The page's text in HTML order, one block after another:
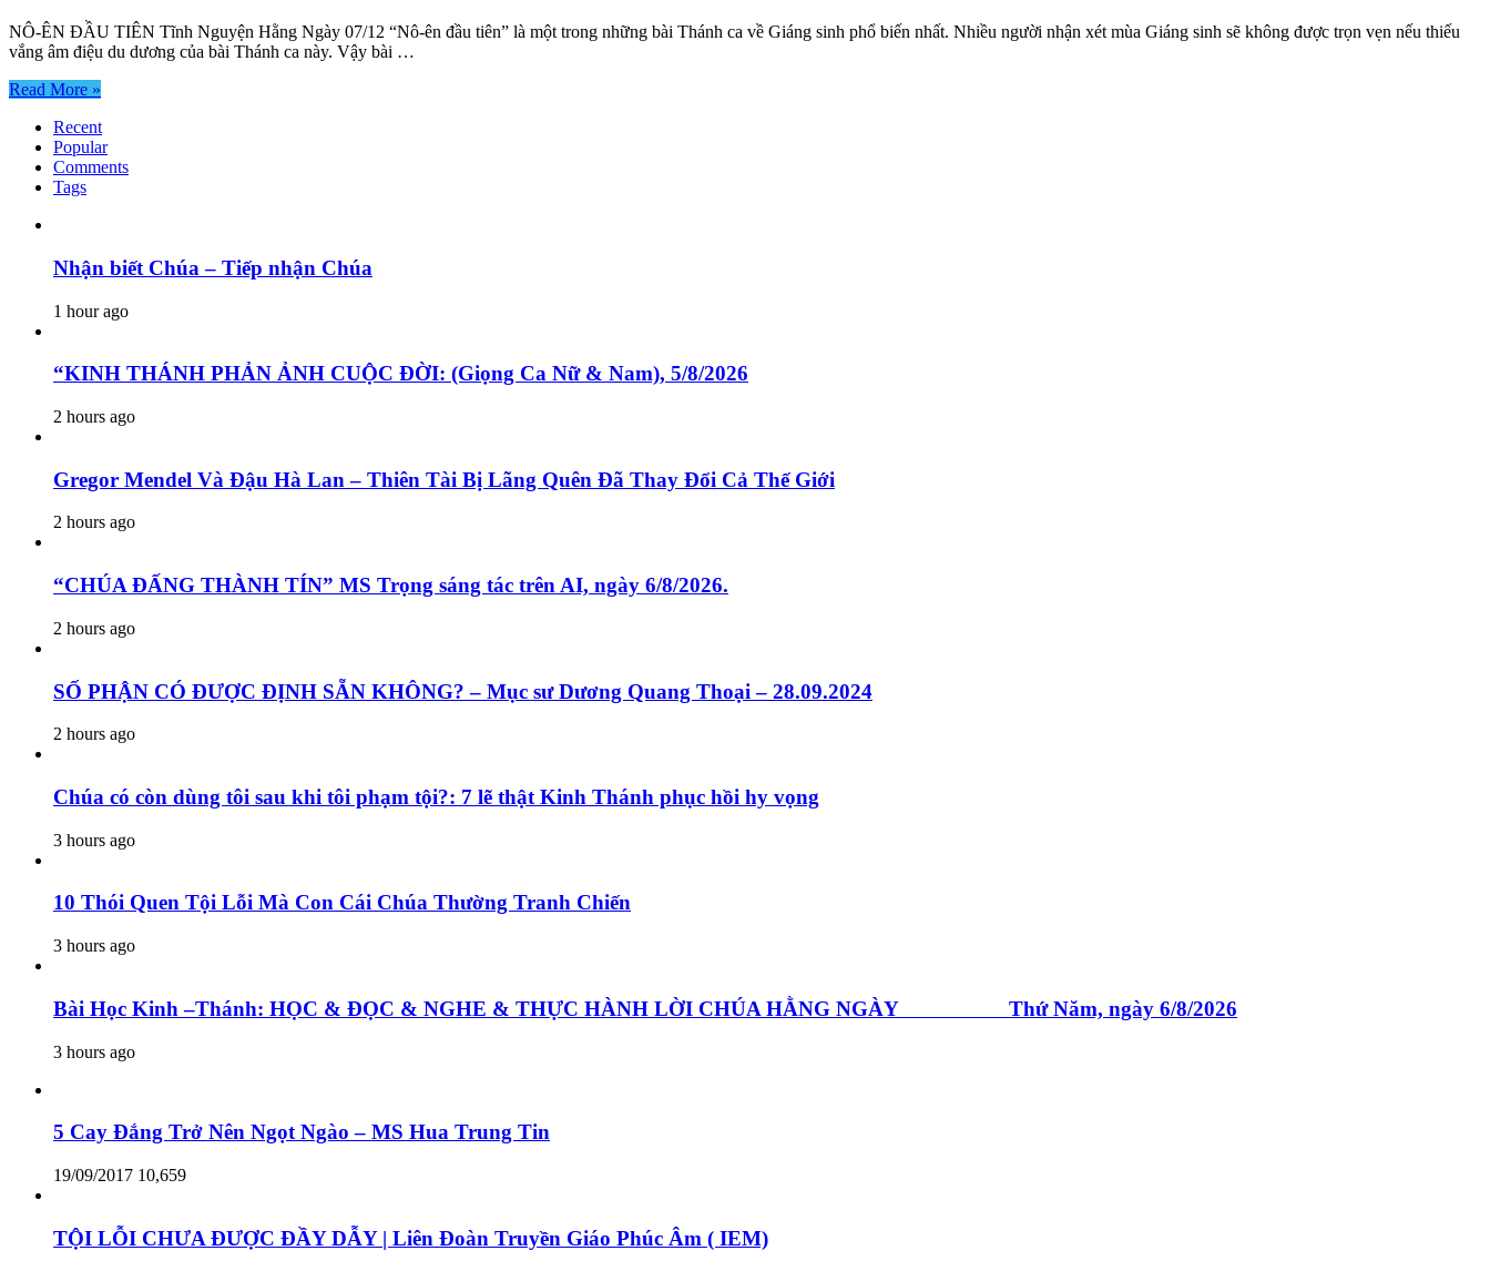
NÔ-ÊN ĐẦU TIÊN Tĩnh Nguyện Hằng Ngày 07/12 “Nô-ên đầu tiên” là một trong những bài Thánh ca về Giáng sinh phổ biến nhất. Nhiều người nhận xét mùa Giáng sinh sẽ không được trọn vẹn nếu thiếu
vắng âm điệu du dương của bài Thánh ca này. Vậy bài …
Read More »
Recent
Popular
Comments
Tags
Nhận biết Chúa – Tiếp nhận Chúa
1 hour ago
“KINH THÁNH PHẢN ẢNH CUỘC ĐỜI: (Giọng Ca Nữ & Nam), 5/8/2026
2 hours ago
Gregor Mendel Và Đậu Hà Lan – Thiên Tài Bị Lãng Quên Đã Thay Đổi Cả Thế Giới
2 hours ago
“CHÚA ĐẤNG THÀNH TÍN” MS Trọng sáng tác trên AI, ngày 6/8/2026.
2 hours ago
SỐ PHẬN CÓ ĐƯỢC ĐỊNH SẴN KHÔNG? – Mục sư Dương Quang Thoại – 28.09.2024
2 hours ago
Chúa có còn dùng tôi sau khi tôi phạm tội?: 7 lẽ thật Kinh Thánh phục hồi hy vọng
3 hours ago
10 Thói Quen Tội Lỗi Mà Con Cái Chúa Thường Tranh Chiến
3 hours ago
Bài Học Kinh –Thánh: HỌC & ĐỌC & NGHE & THỰC HÀNH LỜI CHÚA HẰNG NGÀY Thứ Năm, ngày 6/8/2026
3 hours ago
5 Cay Đắng Trở Nên Ngọt Ngào – MS Hua Trung Tin
19/09/2017 10,659
TỘI LỖI CHƯA ĐƯỢC ĐẦY DẪY | Liên Đoàn Truyền Giáo Phúc Âm ( IEM)